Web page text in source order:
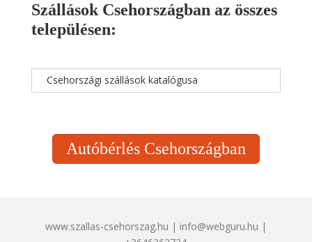
Szállások Csehországban az összes
településen:
Csehországi szállások katalógusa
Autóbérlés Csehországban
www.szallas-csehorszag.hu | info@webguru.hu |